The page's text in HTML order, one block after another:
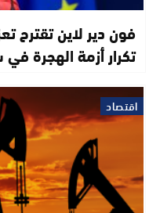
فون دير لاين تقترح
تكرار أزمة الهجرة
اقتصاد